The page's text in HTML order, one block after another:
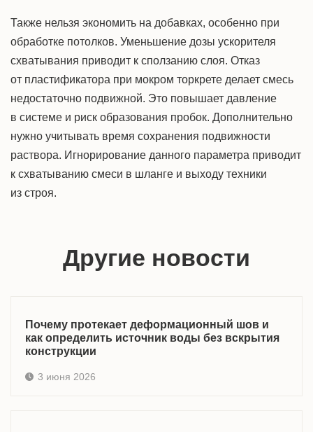
Также нельзя экономить на добавках, особенно при
обработке потолков. Уменьшение дозы ускорителя
схватывания приводит к сползанию слоя. Отказ
от пластификатора при мокром торкрете делает смесь
недостаточно подвижной. Это повышает давление
в системе и риск образования пробок. Дополнительно
нужно учитывать время сохранения подвижности
раствора. Игнорирование данного параметра приводит
к схватыванию смеси в шланге и выходу техники
из строя.
Другие новости
Почему протекает деформационный шов и
как определить источник воды без вскрытия
конструкции
3 июня 2026